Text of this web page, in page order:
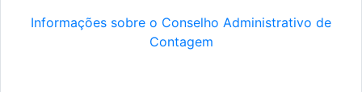
Informações sobre o Conselho Administrativo de
Contagem